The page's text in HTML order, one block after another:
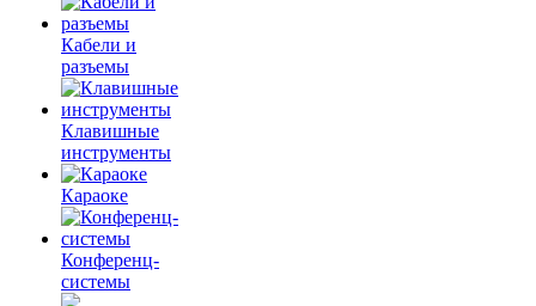
Кабели и
разъемы
Клавишные
инструменты
Караоке
Конференц-
системы